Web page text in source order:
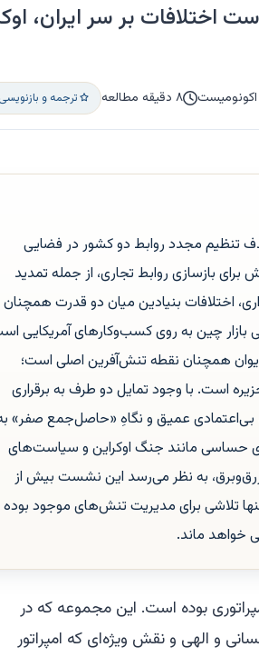
بر سر ایران،
۸ دقیقه مطالعه ترجمه و
تنظیم مجدد روابط دو کشور در فضایی
بازسازی روابط تجاری، از جمله تمدید
اختلافات بنیادین میان دو قدرت همچنان
بازار چین به روی کسب‌وکارهای آمریکایی
همچنان نقطه تنش‌آفرین اصلی است؛
است. با وجود تمایل دو طرف به برقراری
عمیق و نگاهِ «حاصل‌جمع صفر»
حساسی مانند جنگ اوکراین و سیاست‌های
به نظر می‌رسد این نشست بیش از
تلاشی برای مدیریت تنش‌های موجود بوده
خواهد ماند.
بوده است. این مجموعه که در
و الهی و نقش ویژه‌ای که امپراتور